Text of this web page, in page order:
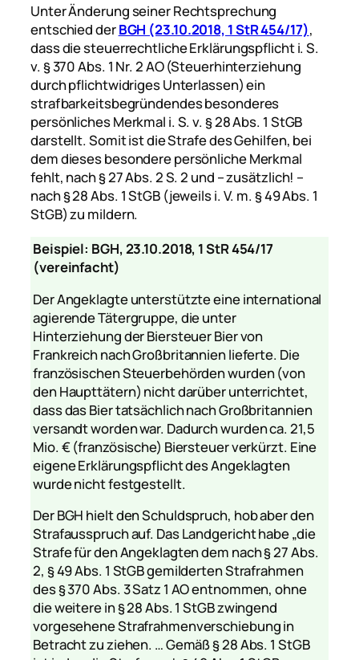
Unter Änderung seiner Rechtsprechung
entschied derBGH (23.10.2018, 1 StR 454/17),
dass die steuerrechtliche Erklärungspflicht i. S.
v. § 370 Abs. 1 Nr. 2 AO (Steuerhinterziehung
durch pflichtwidriges Unterlassen) ein
strafbarkeitsbegründendes besonderes
persönliches Merkmal i. S. v. § 28 Abs. 1 StGB
darstellt. Somit ist die Strafe des Gehilfen, bei
dem dieses besondere persönliche Merkmal
fehlt, nach § 27 Abs. 2 S. 2 und – zusätzlich! –
nach § 28 Abs. 1 StGB (jeweils i. V. m. § 49 Abs. 1
StGB) zu mildern.
Beispiel: BGH, 23.10.2018, 1 StR 454/17
(vereinfacht)
Der Angeklagte unterstützte eine international
agierende Tätergruppe, die unter
Hinterziehung der Biersteuer Bier von
Frankreich nach Großbritannien lieferte. Die
französischen Steuerbehörden wurden (von
den Haupttätern) nicht darüber unterrichtet,
dass das Bier tatsächlich nach Großbritannien
versandt worden war. Dadurch wurden ca. 21,5
Mio. € (französische) Biersteuer verkürzt. Eine
eigene Erklärungspflicht des Angeklagten
wurde nicht festgestellt.
Der BGH hielt den Schuldspruch, hob aber den
Strafausspruch auf. Das Landgericht habe„die
Strafe für den Angeklagten dem nach § 27 Abs.
2, § 49 Abs. 1 StGB gemilderten Strafrahmen
des § 370 Abs. 3 Satz 1 AO entnommen, ohne
die weitere in § 28 Abs. 1 StGB zwingend
vorgesehene Strafrahmenverschiebung in
Betracht zu ziehen. … Gemäß § 28 Abs. 1 StGB